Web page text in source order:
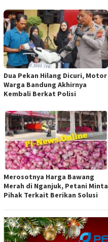
Aparat Penegak Hukum ( APH )
Jangan Sampai Diam Saja
Dua Pekan Hilang Dicuri, Motor
Warga Bandung Akhirnya
Kembali Berkat Polisi
Merosotnya Harga Bawang
Merah di Nganjuk, Petani Minta
Pihak Terkait Berikan Solusi